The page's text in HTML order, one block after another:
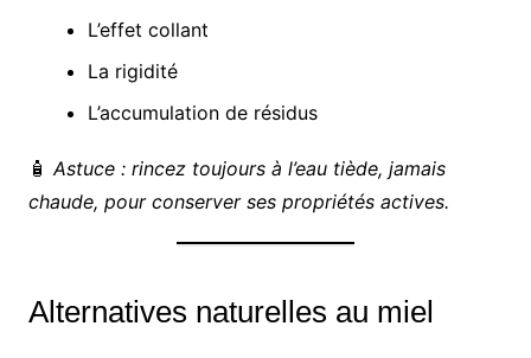
L’effet collant
La rigidité
L’accumulation de résidus
🧴Astuce : rincez toujours à l’eau tiède, jamais
chaude, pour conserver ses propriétés actives.
Alternatives naturelles au miel